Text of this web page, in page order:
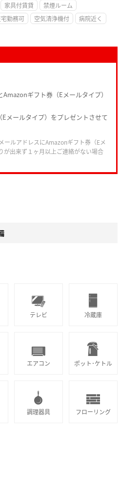
家具付賃貸
禁煙ルーム
勤務可 空気清浄機付
病院近く
ギフト券（Eメールタイプ）
メールタイプ）をプレゼントさせて
ールアドレスにAmazonギフト券（Eメ
が出来ず１ヶ月以上ご連絡がない場合
テレビ 冷蔵庫
エアコン ポット･ケトル
調理器具 フローリング